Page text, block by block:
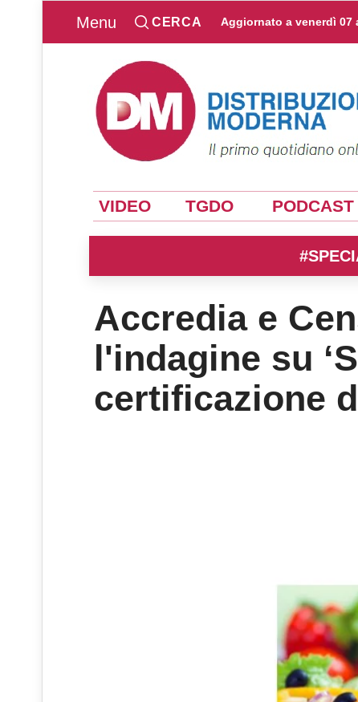
Menu CERCA Aggiornato a venerdì 07
VIDEO TGDO PODCAST
Accredia e
l'indagine su
certificazione